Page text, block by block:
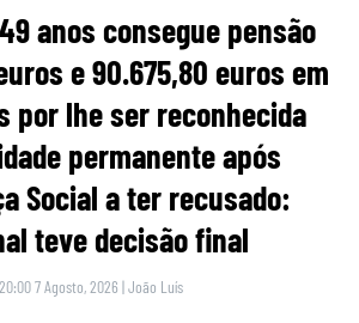
anos consegue pensão
e 90.675,80 euros em
por lhe ser reconhecida
permanente após
Social a ter recusado:
teve decisão final
20:00 7 Agosto, 2026 |João Luís